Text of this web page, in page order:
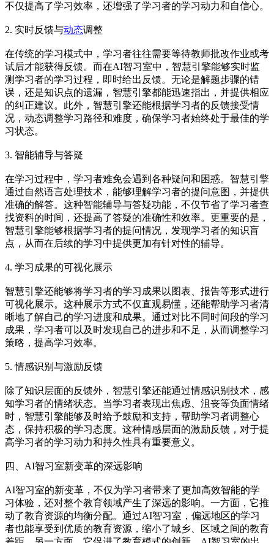
不仅提高了学习效率，还增强了学习者的学习动力和自信心。
2. 实时反馈与动态调整
在传统的学习模式中，学习者往往需要等待教师批改作业或考
试后才能获得反馈。而在AI智习室中，智慧引擎能够实时监
测学习者的学习过程，即时给出反馈。无论是解题步骤的错
误，还是知识点的遗漏，智慧引擎都能迅速指出，并提供相应
的纠正建议。此外，智慧引擎还能根据学习者的反馈接受情
况，动态调整学习路径和难度，确保学习者始终处于最佳的学
习状态。
3. 智能辅导与答疑
在学习过程中，学习者难免会遇到各种疑问和困惑。智慧引擎
通过自然语言处理技术，能够理解学习者的提问意图，并提供
准确的解答。这种智能辅导与答疑功能，不仅节省了学习者查
找资料的时间，还提高了答疑的准确性和效率。更重要的是，
智慧引擎能够根据学习者的提问情况，发现学习者的知识盲
点，从而在后续的学习中提供更加有针对性的辅导。
4. 学习成果的可视化展示
智慧引擎还能够将学习者的学习成果以图表、报告等形式进行
可视化展示。这种展示方式不仅直观易懂，还能帮助学习者清
晰地了解自己的学习进度和成果。通过对比不同时间段的学习
成果，学习者可以及时发现自己的进步和不足，从而调整学习
策略，提高学习效率。
5. 情感识别与激励反馈
除了知识层面的反馈外，智慧引擎还能通过情感识别技术，感
知学习者的情绪状态。当学习者表现出焦虑、沮丧等负面情绪
时，智慧引擎能够及时给予鼓励和支持，帮助学习者调整心
态，保持积极的学习态度。这种情感层面的激励反馈，对于提
高学习者的学习动力和持久性具有重要意义。
四、AI智习室新变革的深远影响
AI智习室的新变革，不仅为学习者带来了更加高效智能的学
习体验，还对整个教育领域产生了深远的影响。一方面，它推
动了教育资源的均衡分配。通过AI智习室，偏远地区的学习
者也能享受到优质的教育资源，缩小了城乡、区域之间的教育